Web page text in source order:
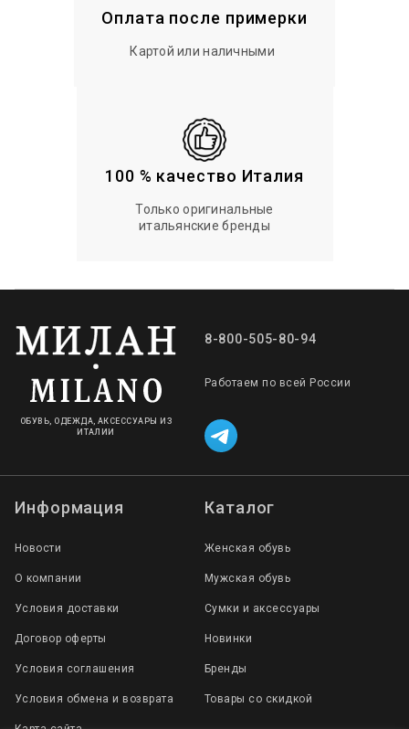
Оплата после примерки
Картой или наличными
100 % качество Италия
Только оригинальные
итальянские бренды
ОБУВЬ, ОДЕЖДА, АКСЕССУАРЫ ИЗ
ИТАЛИИ
8-800-505-80-94
Работаем по всей России
Информация
Новости
О компании
Условия доставки
Договор оферты
Условия соглашения
Условия обмена и возврата
Каталог
Женская обувь
Мужская обувь
Сумки и аксессуары
Новинки
Бренды
Товары со скидкой